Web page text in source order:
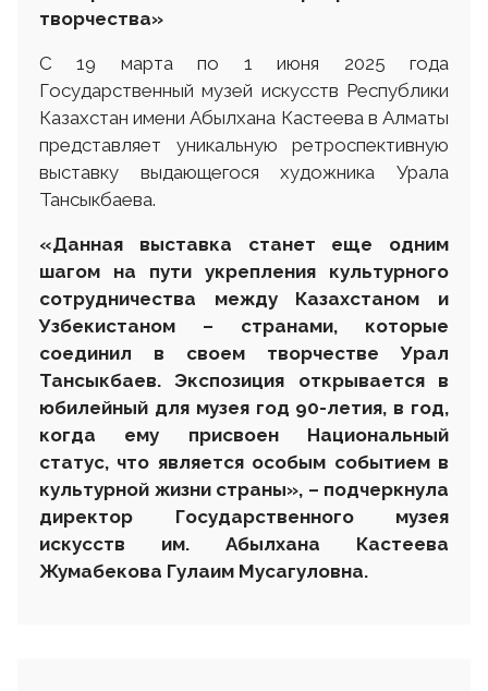
творчества»
С 19 марта по 1 июня 2025 года
Государственный музей искусств Республики
Казахстан имени Абылхана Кастеева в Алматы
представляет уникальную ретроспективную
выставку выдающегося художника Урала
Тансыкбаева.
«Данная выставка станет еще одним
шагом на пути укрепления культурного
сотрудничества между Казахстаном и
Узбекистаном – странами, которые
соединил в своем творчестве Урал
Тансыкбаев. Экспозиция открывается в
юбилейный для музея год 90-летия, в год,
когда ему присвоен Национальный
статус, что является особым событием в
культурной жизни страны», – подчеркнула
директор Государственного музея
искусств им. Абылхана Кастеева
Жумабекова Гулаим Мусагуловна.